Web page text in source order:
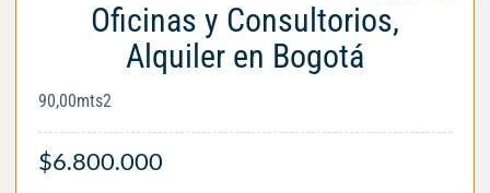
Oficinas y Consultorios,
Alquiler en Bogotá
90,00mts2
$6.800.000